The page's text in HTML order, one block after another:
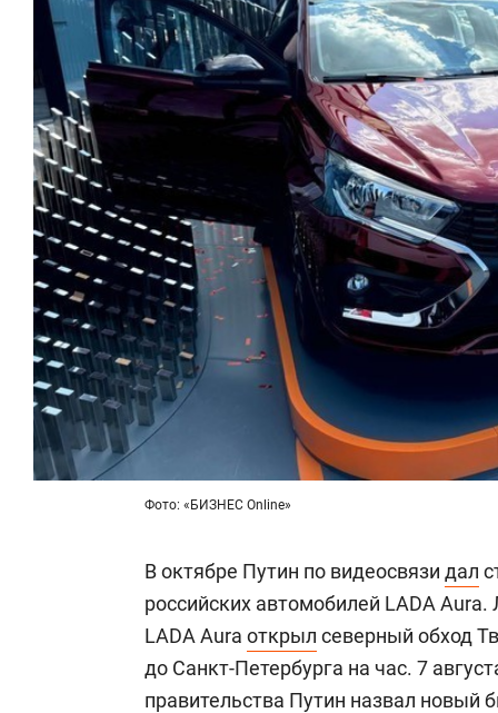
Фото: «БИЗНЕС Online»
В октябре Путин по видеосвязи дал
российских автомобилей LADA
LADA Aura открыл северный обход
до Санкт-Петербурга на час. 7
правительства Путин назвал новый